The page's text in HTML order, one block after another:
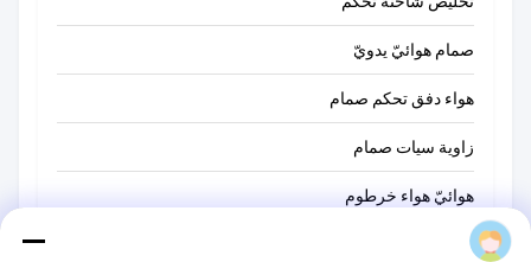
صمام هوائيّ يدويّ
هواء دفق تحكم صمام
زاوية سيات صمام
هوائيّ هواء خرطوم
مضغوط هواء ضرب مسدّس مدفع